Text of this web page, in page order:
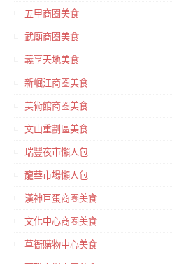
五甲商圈美食
武廟商圈美食
義享天地美食
新崛江商圈美食
美術館商圈美食
文山重劃區美食
瑞豐夜市懶人包
龍華市場懶人包
漢神巨蛋商圈美食
文化中心商圈美食
草衙購物中心美食